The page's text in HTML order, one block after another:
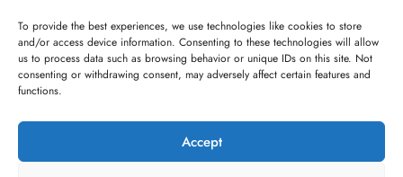
To provide the best experiences, we use technologies like cookies to store
and/or access device information. Consenting to these technologies will allow
us to process data such as browsing behavior or unique IDs on this site. Not
consenting or withdrawing consent, may adversely affect certain features and
functions.
Accept
predstavlja radove deset